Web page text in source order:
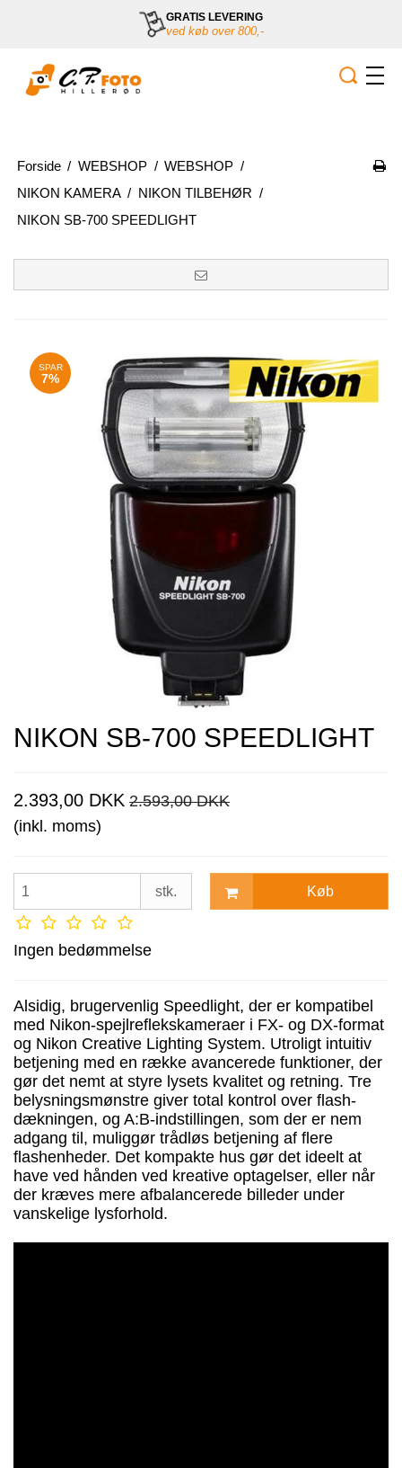
GRATIS LEVERING
ved køb over 800,-
Forside / WEBSHOP / WEBSHOP /
NIKON KAMERA / NIKON TILBEHØR /
NIKON SB-700 SPEEDLIGHT
SPAR
7%
NIKON SB-700 SPEEDLIGHT
2.393,00 DKK 2.593,00 DKK
(inkl. moms)
stk. Køb
Ingen bedømmelse
Alsidig, brugervenlig Speedlight, der er kompatibel
med Nikon-spejlreflekskameraer i FX- og DX-format
og Nikon Creative Lighting System. Utroligt intuitiv
betjening med en række avancerede funktioner, der
gør det nemt at styre lysets kvalitet og retning. Tre
belysningsmønstre giver total kontrol over flash-
dækningen, og A:B-indstillingen, som der er nem
adgang til, muliggør trådløs betjening af flere
flashenheder. Det kompakte hus gør det ideelt at
have ved hånden ved kreative optagelser, eller når
der kræves mere afbalancerede billeder under
vanskelige lysforhold.